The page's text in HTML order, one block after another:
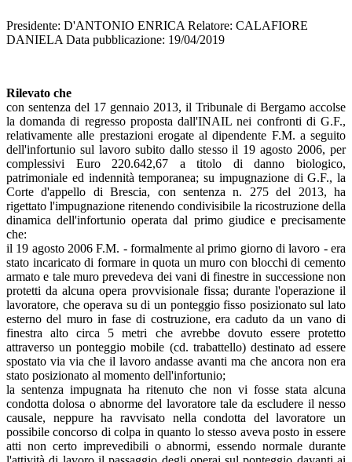
Presidente: D'ANTONIO ENRICA Relatore: CALAFIORE
DANIELA Data pubblicazione: 19/04/2019
Rilevato che
con sentenza del 17 gennaio 2013, il Tribunale di Bergamo accolse
la domanda di regresso proposta dall'INAIL nei confronti di G.F.,
relativamente alle prestazioni erogate al dipendente F.M. a seguito
dell'infortunio sul lavoro subito dallo stesso il 19 agosto 2006, per
complessivi Euro 220.642,67 a titolo di danno biologico,
patrimoniale ed indennità temporanea; su impugnazione di G.F., la
Corte d'appello di Brescia, con sentenza n. 275 del 2013, ha
rigettato l'impugnazione ritenendo condivisibile la ricostruzione della
dinamica dell'infortunio operata dal primo giudice e precisamente
che:
il 19 agosto 2006 F.M. - formalmente al primo giorno di lavoro - era
stato incaricato di formare in quota un muro con blocchi di cemento
armato e tale muro prevedeva dei vani di finestre in successione non
protetti da alcuna opera provvisionale fissa; durante l'operazione il
lavoratore, che operava su di un ponteggio fisso posizionato sul lato
esterno del muro in fase di costruzione, era caduto da un vano di
finestra alto circa 5 metri che avrebbe dovuto essere protetto
attraverso un ponteggio mobile (cd. trabattello) destinato ad essere
spostato via via che il lavoro andasse avanti ma che ancora non era
stato posizionato al momento dell'infortunio;
la sentenza impugnata ha ritenuto che non vi fosse stata alcuna
condotta dolosa o abnorme del lavoratore tale da escludere il nesso
causale, neppure ha ravvisato nella condotta del lavoratore un
possibile concorso di colpa in quanto lo stesso aveva posto in essere
atti non certo imprevedibili o abnormi, essendo normale durante